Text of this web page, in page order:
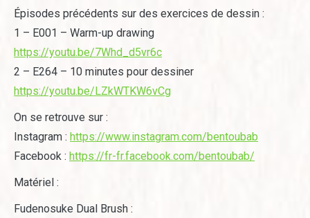
Épisodes précédents sur des exercices de dessin :
1 – E001 – Warm-up drawing
https://youtu.be/7Whd_d5vr6c
2 – E264 – 10 minutes pour dessiner
https://youtu.be/LZkWTKW6vCg
On se retrouve sur :
Instagram : https://www.instagram.com/bentoubab
Facebook : https://fr-fr.facebook.com/bentoubab/
Matériel :
Fudenosuke Dual Brush :